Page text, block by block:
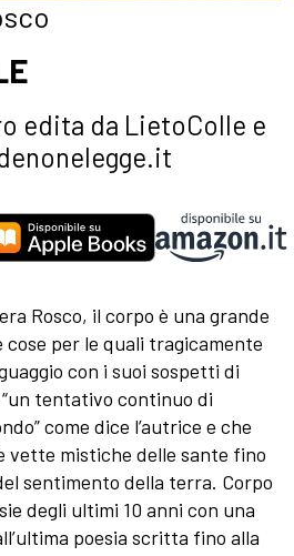
edita da LietoColle e
Rosco, il corpo è una grande
cose per le quali tragicamente
con i suoi sospetti di
tentativo continuo di
come dice l’autrice e che
vette mistiche delle sante fino
sentimento della terra. Corpo
degli ultimi 10 anni con una
poesia scritta fino alla